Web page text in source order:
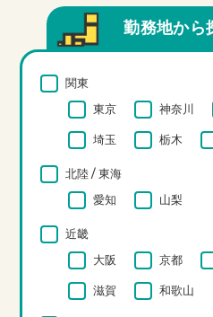
勤務地から
関東
東京
神奈川
埼玉 栃木
北陸 / 東海
愛知
山梨
近畿
大阪
京都
滋賀 和歌山